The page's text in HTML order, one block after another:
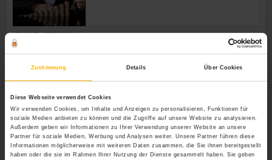
Zustimmung Details Über Cookies
Diese Webseite verwendet Cookies
Wir verwenden Cookies, um Inhalte und Anzeigen zu personalisieren, Funktionen für
soziale Medien anbieten zu können und die Zugriffe auf unsere Website zu analysieren.
Außerdem geben wir Informationen zu Ihrer Verwendung unserer Website an unsere
Partner für soziale Medien, Werbung und Analysen weiter. Unsere Partner führen diese
Informationen möglicherweise mit weiteren Daten zusammen, die Sie ihnen bereitgestellt
haben oder die sie im Rahmen Ihrer Nutzung der Dienste gesammelt haben. Sie geben
Vergütungssysteme und wozu sie dienen